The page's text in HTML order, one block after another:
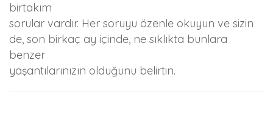
birtakım
sorular vardır. Her soruyu özenle okuyun ve sizin
de, son birkaç ay içinde, ne sıklıkta bunlara
benzer
yaşantılarınızın olduğunu belirtin.